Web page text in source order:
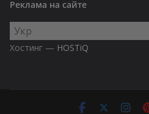
Реклама на сайте
Выбрать
язык
Хостинг — HOSTiQ